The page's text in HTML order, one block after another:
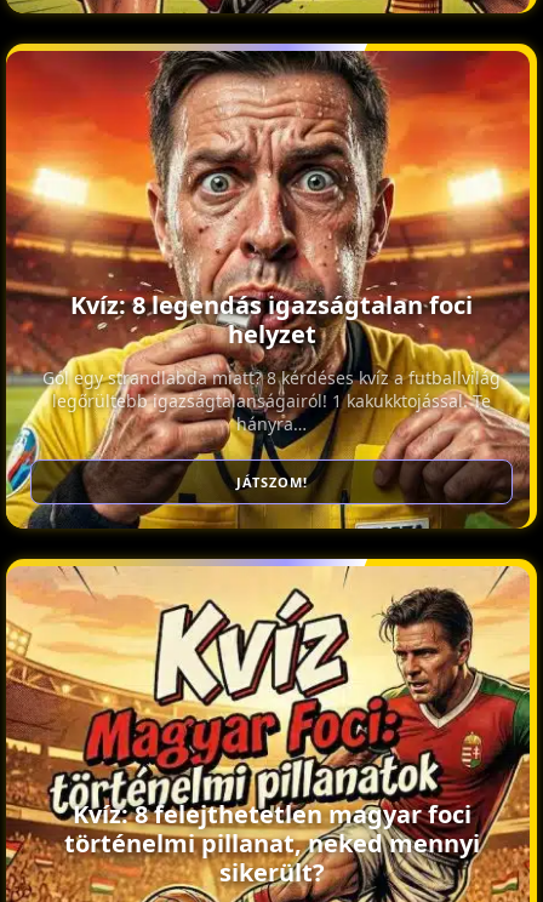
Kvíz: 8 legendás igazságtalan foci
helyzet
Gól egy strandlabda miatt? 8 kérdéses kvíz a futballvilág
legőrültebb igazságtalanságairól! 1 kakukktojással. Te
hányra…
JÁTSZOM!
Kvíz: 8 felejthetetlen magyar foci
történelmi pillanat, neked mennyi
sikerült?